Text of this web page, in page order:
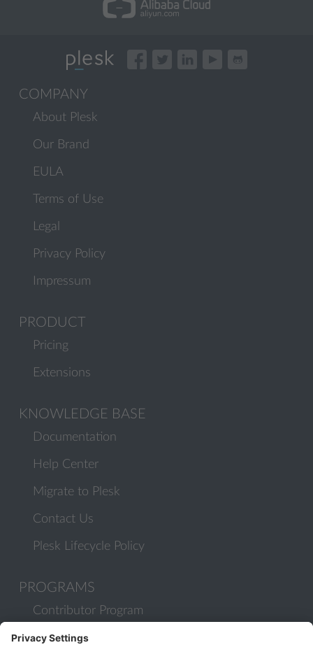
COMPANY
About Plesk
Our Brand
EULA
Terms of Use
Legal
Privacy Policy
Impressum
PRODUCT
Pricing
Extensions
KNOWLEDGE BASE
Documentation
Help Center
Migrate to Plesk
Contact Us
Plesk Lifecycle Policy
PROGRAMS
Contributor Program
Partner Program